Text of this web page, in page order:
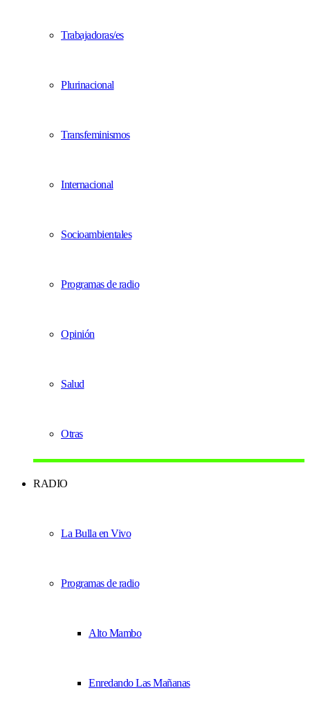
Trabajadoras/es
Plurinacional
Transfeminismos
Internacional
Socioambientales
Programas de radio
Opinión
Salud
Otras
RADIO
La Bulla en Vivo
Programas de radio
Alto Mambo
Enredando Las Mañanas